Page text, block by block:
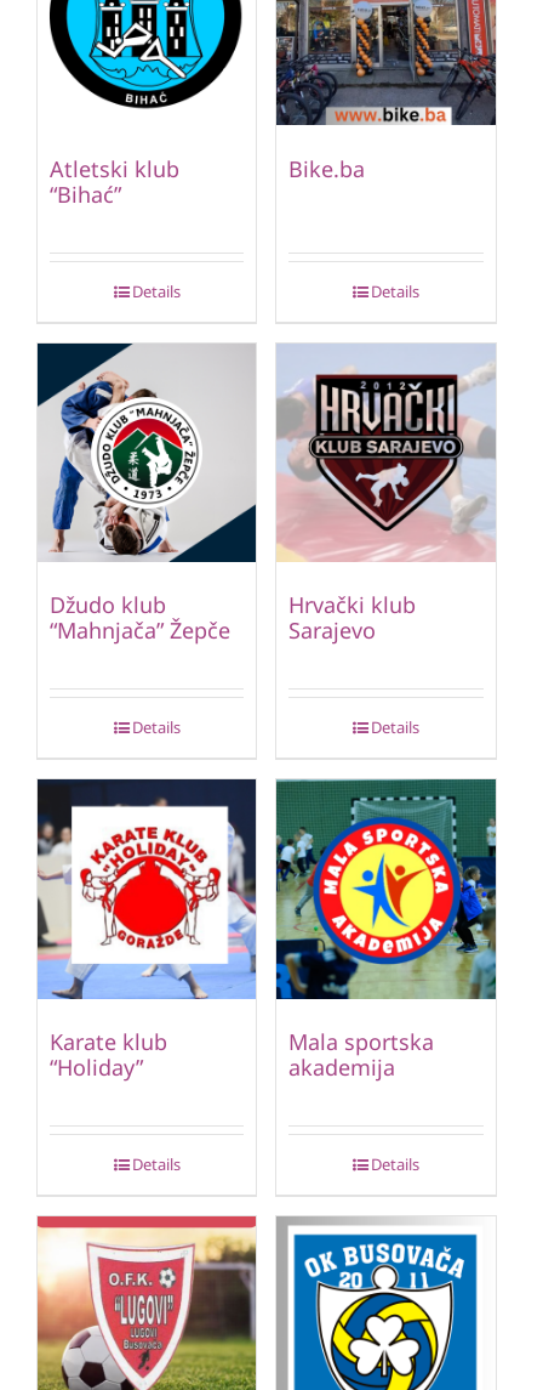
Atletski klub
“Bihać”
Details
Bike.ba
Details
Džudo klub
“Mahnjača” Žepče
Details
Hrvački klub
Sarajevo
Details
Karate klub
“Holiday”
Details
Mala sportska
akademija
Details